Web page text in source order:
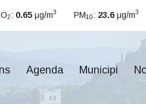
2: 0.65 μg/m3 PM10: 23.6 μg/m3
Agenda Municipi